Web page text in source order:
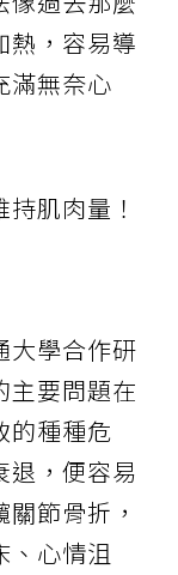
熱，容易導
滿無奈心
肌肉量！
大學合作研
主要問題在
的種種危
退，便容易
節骨折，
、心情沮